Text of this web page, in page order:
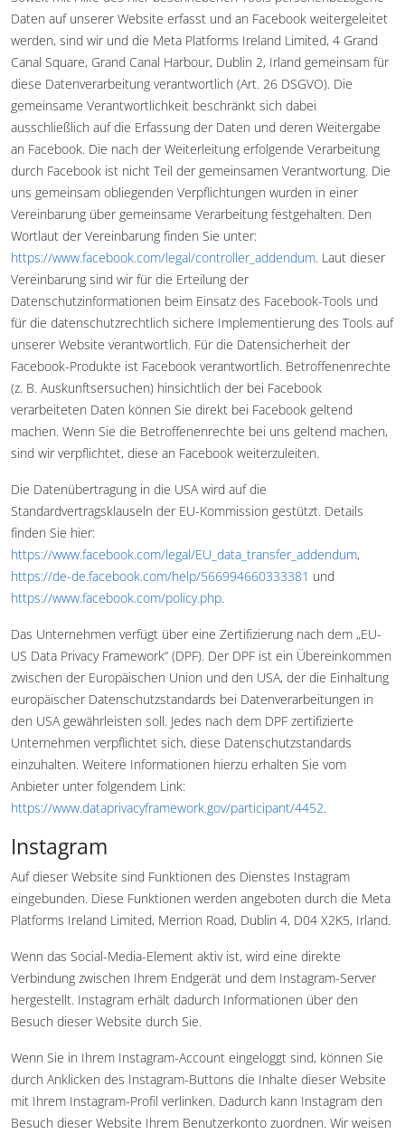
Daten auf unserer Website erfasst und an Facebook weitergeleitet
werden, sind wir und die Meta Platforms Ireland Limited, 4 Grand
Canal Square, Grand Canal Harbour, Dublin 2, Irland gemeinsam für
diese Datenverarbeitung verantwortlich (Art. 26 DSGVO). Die
gemeinsame Verantwortlichkeit beschränkt sich dabei
ausschließlich auf die Erfassung der Daten und deren Weitergabe
an Facebook. Die nach der Weiterleitung erfolgende Verarbeitung
durch Facebook ist nicht Teil der gemeinsamen Verantwortung. Die
uns gemeinsam obliegenden Verpflichtungen wurden in einer
Vereinbarung über gemeinsame Verarbeitung festgehalten. Den
Wortlaut der Vereinbarung finden Sie unter:
https://www.facebook.com/legal/controller_addendum. Laut dieser
Vereinbarung sind wir für die Erteilung der
Datenschutzinformationen beim Einsatz des Facebook-Tools und
für die datenschutzrechtlich sichere Implementierung des Tools auf
unserer Website verantwortlich. Für die Datensicherheit der
Facebook-Produkte ist Facebook verantwortlich. Betroffenenrechte
(z. B. Auskunftsersuchen) hinsichtlich der bei Facebook
verarbeiteten Daten können Sie direkt bei Facebook geltend
machen. Wenn Sie die Betroffenenrechte bei uns geltend machen,
sind wir verpflichtet, diese an Facebook weiterzuleiten.
Die Datenübertragung in die USA wird auf die
Standardvertragsklauseln der EU-Kommission gestützt. Details
finden Sie hier:
https://www.facebook.com/legal/EU_data_transfer_addendum,
https://de-de.facebook.com/help/566994660333381 und
https://www.facebook.com/policy.php.
Das Unternehmen verfügt über eine Zertifizierung nach dem „EU-
US Data Privacy Framework“ (DPF). Der DPF ist ein Übereinkommen
zwischen der Europäischen Union und den USA, der die Einhaltung
europäischer Datenschutzstandards bei Datenverarbeitungen in
den USA gewährleisten soll. Jedes nach dem DPF zertifizierte
Unternehmen verpflichtet sich, diese Datenschutzstandards
einzuhalten. Weitere Informationen hierzu erhalten Sie vom
Anbieter unter folgendem Link:
https://www.dataprivacyframework.gov/participant/4452.
Instagram
Auf dieser Website sind Funktionen des Dienstes Instagram
eingebunden. Diese Funktionen werden angeboten durch die Meta
Platforms Ireland Limited, Merrion Road, Dublin 4, D04 X2K5, Irland.
Wenn das Social-Media-Element aktiv ist, wird eine direkte
Verbindung zwischen Ihrem Endgerät und dem Instagram-Server
hergestellt. Instagram erhält dadurch Informationen über den
Besuch dieser Website durch Sie.
Wenn Sie in Ihrem Instagram-Account eingeloggt sind, können Sie
durch Anklicken des Instagram-Buttons die Inhalte dieser Website
mit Ihrem Instagram-Profil verlinken. Dadurch kann Instagram den
Besuch dieser Website Ihrem Benutzerkonto zuordnen. Wir weisen